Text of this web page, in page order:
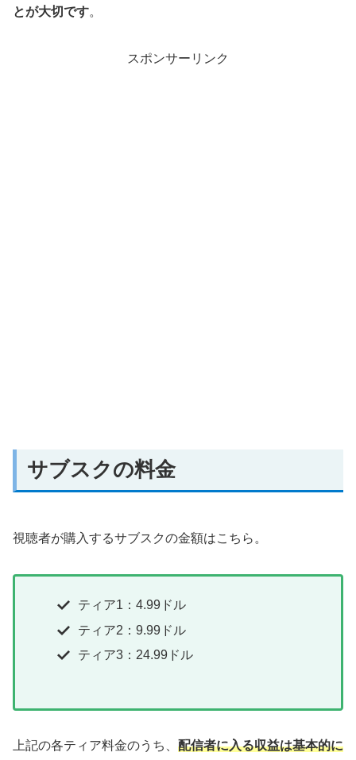
とが大切です。
スポンサーリンク
サブスクの料金
視聴者が購入するサブスクの金額はこちら。
ティア1：4.99ドル
ティア2：9.99ドル
ティア3：24.99ドル
上記の各ティア料金のうち、 配信者に入る収益は基本的に